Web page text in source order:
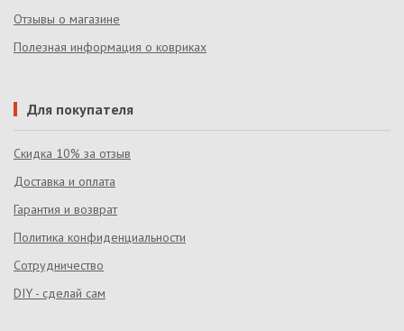
Отзывы о магазине
Полезная информация о ковриках
Для покупателя
Скидка 10% за отзыв
Доставка и оплата
Гарантия и возврат
Политика конфиденциальности
Сотрудничество
DIY - сделай сам